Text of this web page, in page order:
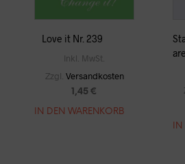
Love it Nr. 239
Inkl. MwSt.
Zzgl. Versandkosten
1,45€
IN DEN WARENKORB